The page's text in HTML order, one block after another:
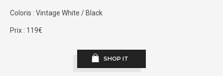
Coloris : Vintage White / Black
Prix : 119€
SHOP IT